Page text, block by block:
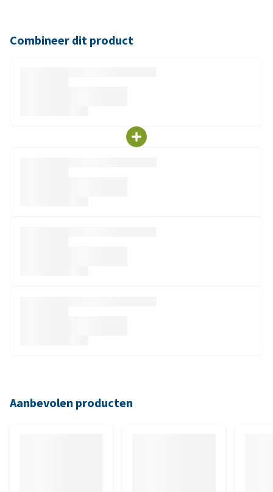
Combineer dit product
Aanbevolen producten